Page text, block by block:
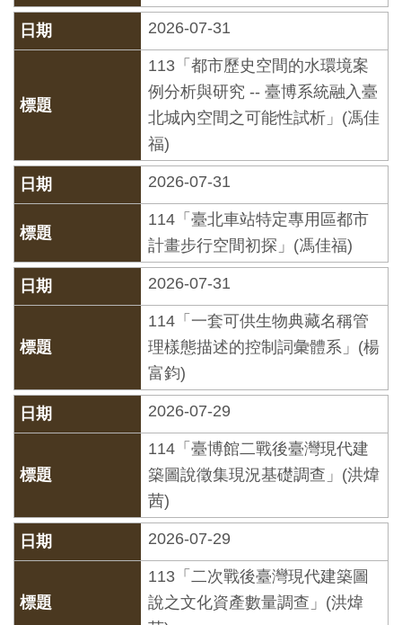
典
藏
民
服
務
政
府
開
訊
私
與
資
訊
安
2026-07-31
113「都市歷史空間的水環境案
例分析與研究 -- 臺博系統融入臺
北城內空間之可能性試析」(馮佳
福)
2026-07-31
114「臺北車站特定專用區都市
計畫步行空間初探」(馮佳福)
2026-07-31
114「一套可供生物典藏名稱管
理樣態描述的控制詞彙體系」(楊
富鈞)
2026-07-29
114「臺博館二戰後臺灣現代建
築圖說徵集現況基礎調查」(洪煒
茜)
2026-07-29
113「二次戰後臺灣現代建築圖
說之文化資產數量調查」(洪煒